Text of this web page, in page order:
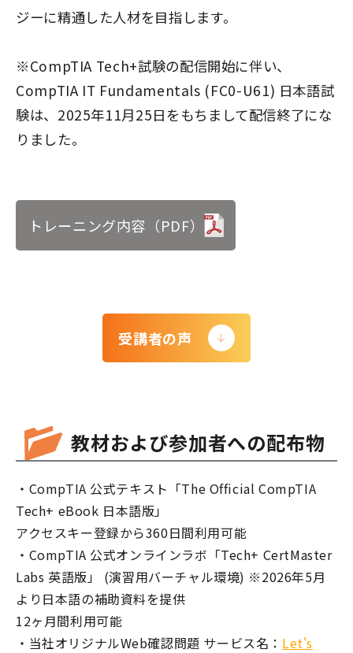
ジーに精通した人材を目指します。
※CompTIA Tech+試験の配信開始に伴い、
CompTIA IT Fundamentals (FC0-U61) 日本語試
験は、2025年11月25日をもちまして配信終了にな
りました。
トレーニング内容（PDF）
受講者の声
教材および参加者への配布物
・CompTIA 公式テキスト「The Official CompTIA
Tech+ eBook 日本語版」
アクセスキー登録から360日間利用可能
・CompTIA 公式オンラインラボ「Tech+ CertMaster
Labs 英語版」 (演習用バーチャル環境) ※2026年5月
より日本語の補助資料を提供
12ヶ月間利用可能
・当社オリジナルWeb確認問題 サービス名： Let's